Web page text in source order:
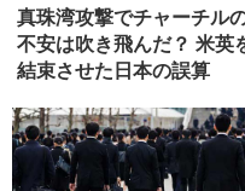
真珠湾攻撃でチャーチル
不安は吹き飛んだ？ 米英
結束させた日本の誤算